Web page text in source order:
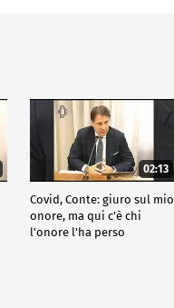
02:13
Covid, Conte: giuro sul mio
onore, ma qui c'è chi
l'onore l'ha perso